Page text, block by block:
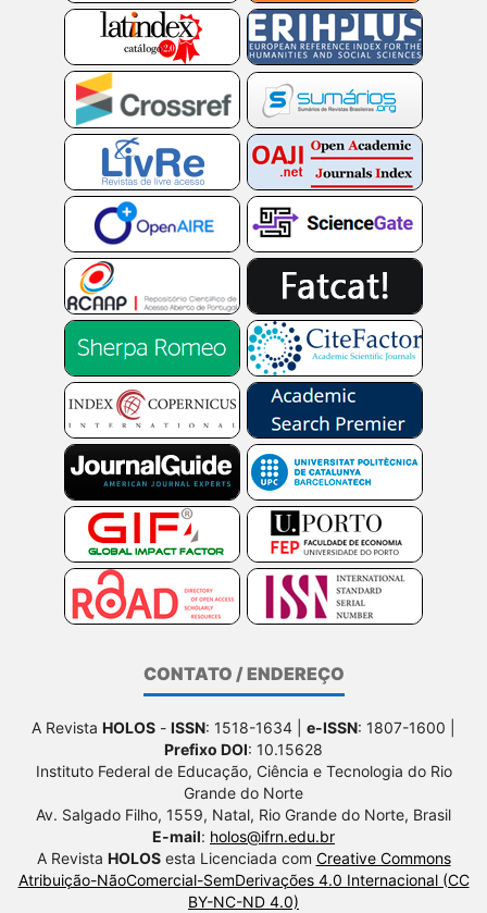
CONTATO / ENDEREÇO
A Revista HOLOS - ISSN: 1518-1634 | e-ISSN: 1807-1600 |
Prefixo DOI: 10.15628
Instituto Federal de Educação, Ciência e Tecnologia do Rio
Grande do Norte
Av. Salgado Filho, 1559, Natal, Rio Grande do Norte, Brasil
E-mail: holos@ifrn.edu.br
A Revista HOLOSesta Licenciada com Creative Commons
Atribuição-NãoComercial-SemDerivações 4.0 Internacional (CC
BY-NC-ND 4.0)